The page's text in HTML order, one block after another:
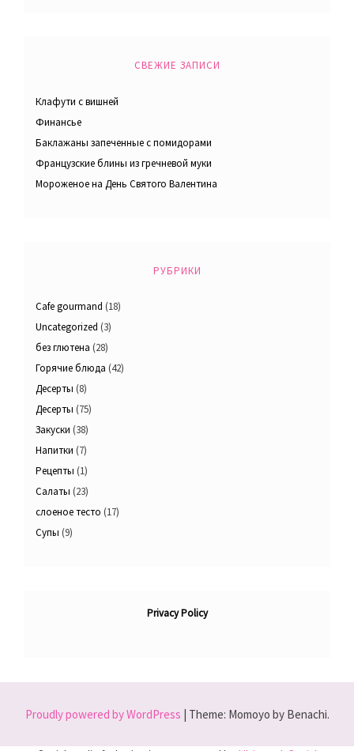
СВЕЖИЕ ЗАПИСИ
Клафути с вишней
Финансье
Баклажаны запеченные с помидорами
Французские блины из гречневой муки
Мороженое на День Святого Валентина
РУБРИКИ
Cafe gourmand (18)
Uncategorized (3)
без глютена (28)
Горячие блюда (42)
Десерты (8)
Десерты (75)
Закуски (38)
Напитки (7)
Рецепты (1)
Салаты (23)
слоеное тесто (17)
Супы (9)
Privacy Policy
Proudly powered by WordPress | Theme: Momoyo by Benachi.